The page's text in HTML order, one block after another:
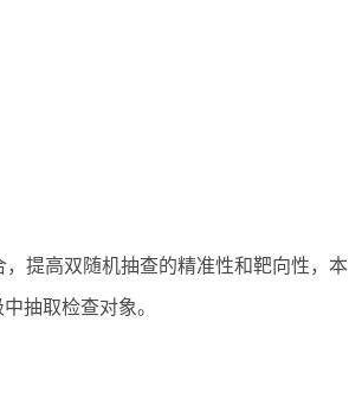
提高双随机抽查的精准性和靶向性，本
抽取检查对象。